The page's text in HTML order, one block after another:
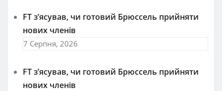
FT зʼясував, чи готовий Брюссель прийняти
нових членів
7 Серпня, 2026
FT зʼясував, чи готовий Брюссель прийняти
нових членів